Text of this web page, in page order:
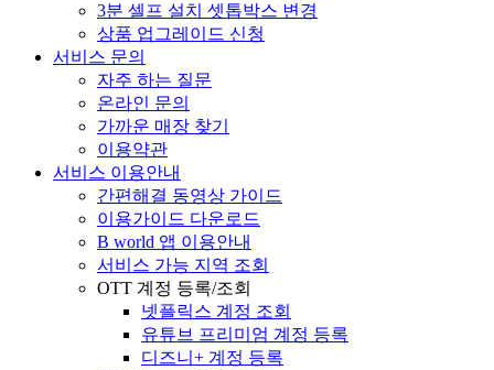
3분 셀프 설치 셋톱박스 변경
상품 업그레이드 신청
서비스 문의
자주 하는 질문
온라인 문의
가까운 매장 찾기
이용약관
서비스 이용안내
간편해결 동영상 가이드
이용가이드 다운로드
B world 앱 이용안내
서비스 가능 지역 조회
OTT 계정 등록/조회
넷플릭스 계정 조회
유튜브 프리미엄 계정 등록
디즈니+ 계정 등록